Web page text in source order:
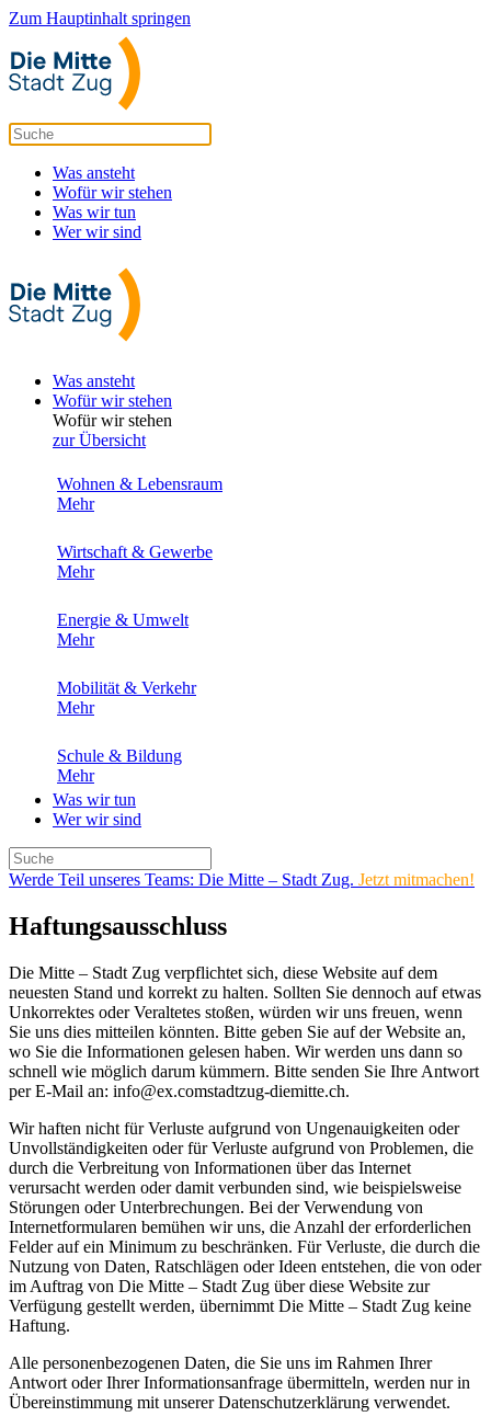
Zum Hauptinhalt springen
Was ansteht
Wofür wir stehen
Was wir tun
Wer wir sind
Was ansteht
Wofür wir stehen
Wofür wir stehen
zur Übersicht
Wohnen & Lebensraum
Mehr
Wirtschaft & Gewerbe
Mehr
Energie & Umwelt
Mehr
Mobilität & Verkehr
Mehr
Schule & Bildung
Mehr
Was wir tun
Wer wir sind
Werde Teil unseres Teams: Die Mitte – Stadt Zug. Jetzt mitmachen!
Haftungsausschluss
Die Mitte – Stadt Zug verpflichtet sich, diese Website auf dem
neuesten Stand und korrekt zu halten. Sollten Sie dennoch auf etwas
Unkorrektes oder Veraltetes stoßen, würden wir uns freuen, wenn
Sie uns dies mitteilen könnten. Bitte geben Sie auf der Website an,
wo Sie die Informationen gelesen haben. Wir werden uns dann so
schnell wie möglich darum kümmern. Bitte senden Sie Ihre Antwort
per E-Mail an: info@ex.comstadtzug-diemitte.ch.
Wir haften nicht für Verluste aufgrund von Ungenauigkeiten oder
Unvollständigkeiten oder für Verluste aufgrund von Problemen, die
durch die Verbreitung von Informationen über das Internet
verursacht werden oder damit verbunden sind, wie beispielsweise
Störungen oder Unterbrechungen. Bei der Verwendung von
Internetformularen bemühen wir uns, die Anzahl der erforderlichen
Felder auf ein Minimum zu beschränken. Für Verluste, die durch die
Nutzung von Daten, Ratschlägen oder Ideen entstehen, die von oder
im Auftrag von Die Mitte – Stadt Zug über diese Website zur
Verfügung gestellt werden, übernimmt Die Mitte – Stadt Zug keine
Haftung.
Alle personenbezogenen Daten, die Sie uns im Rahmen Ihrer
Antwort oder Ihrer Informationsanfrage übermitteln, werden nur in
Übereinstimmung mit unserer Datenschutzerklärung verwendet.